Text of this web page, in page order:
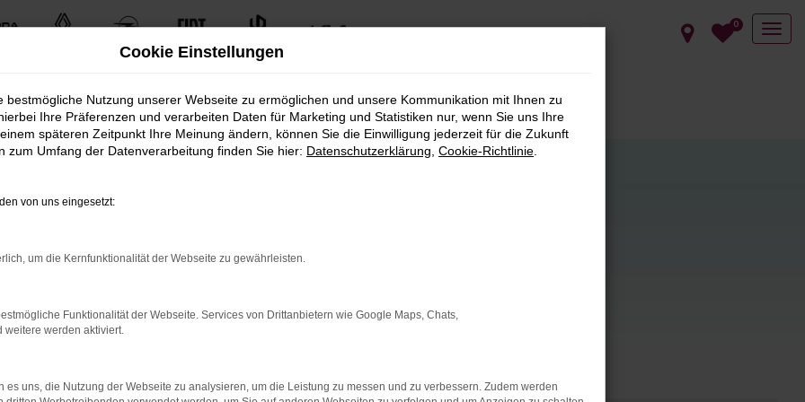
0
Gebrauchtfahrzeugen.
umfangreichen Fuhrpark. Von kleinen Stadtautos bis hin zu
und -typen. Finden Sie das perfekte Fahrzeug für Ihre
Cookie Einstellungen
bestmögliche Nutzung unserer Webseite zu ermöglichen und unsere Kommunikation mit Ihnen zu
Ihre Präferenzen und verarbeiten Daten für Marketing und Statistiken nur, wenn Sie uns Ihre
späteren Zeitpunkt Ihre Meinung ändern, können Sie die Einwilligung jederzeit für die Zukunft
zum Umfang der Datenverarbeitung finden Sie hier: Datenschutzerklärung Cookie-Richtlinie
von uns eingesetzt:
um die Kernfunktionalität der Webseite zu gewährleisten.
Funktionalität der Webseite. Services von Drittanbietern wie Google Maps, Chats,
weitere werden aktiviert.
es uns, die Nutzung der Webseite zu analysieren, um die Leistung zu messen und zu verbessern. Zudem werden